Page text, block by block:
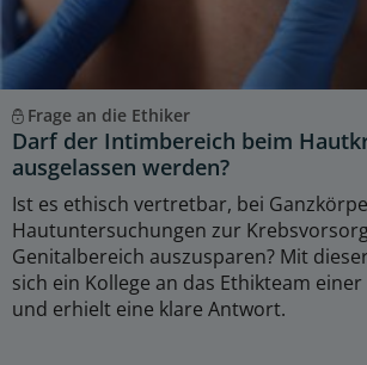
Frage an die Ethiker
Darf der Intimbereich beim
ausgelassen werden?
Ist es ethisch vertretbar, bei
Hautuntersuchungen zur
Genitalbereich auszusparen? Mit
sich ein Kollege an das Ethikteam
und erhielt eine klare Antwort.